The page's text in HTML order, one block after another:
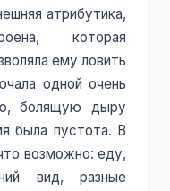
атрибутика,
которая
ему ловить
одной очень
болящую дыру
была пустота. В
возможно: еду,
вид, разные